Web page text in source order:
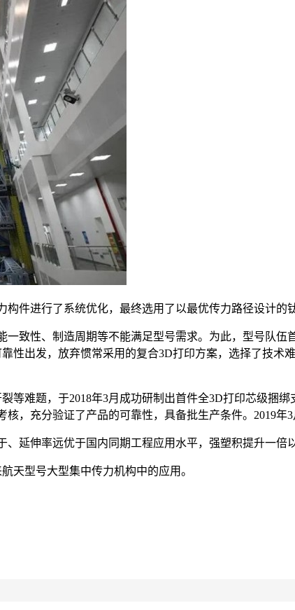
件进行了系统优化，最终选用了以最优传力路径设计的
致性、制造周期等不能满足型号需求。为此，型号队
性出发，放弃惯常采用的复合3D打印方案，选择了技术
等难题，于2018年3月成功研制出首件全3D打印芯级捆
，充分验证了产品的可靠性，具备批生产条件。2019年3
延伸率远优于国内同期工程应用水平，强塑积提升一倍
天型号大型集中传力机构中的应用。